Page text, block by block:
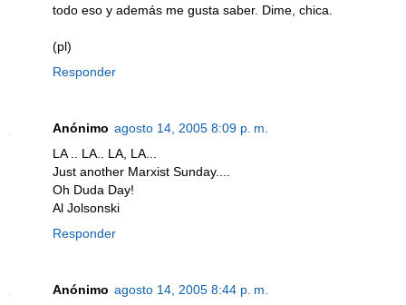
todo eso y además me gusta saber. Dime, chica.
(pl)
Responder
Anónimo agosto 14, 2005 8:09 p. m.
LA .. LA.. LA, LA...
Just another Marxist Sunday....
Oh Duda Day!
Al Jolsonski
Responder
Anónimo agosto 14, 2005 8:44 p. m.